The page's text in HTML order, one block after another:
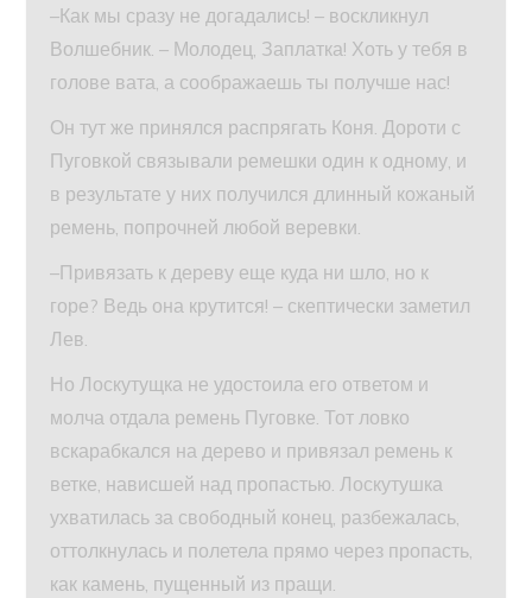
–Как мы сразу не догадались! – воскликнул
Волшебник. – Молодец, Заплатка! Хоть у тебя в
голове вата, а соображаешь ты получше нас!
Он тут же принялся распрягать Коня. Дороти с
Пуговкой связывали ремешки один к одному, и
в результате у них получился длинный кожаный
ремень, попрочней любой веревки.
–Привязать к дереву еще куда ни шло, но к
горе? Ведь она крутится! – скептически заметил
Лев.
Но Лоскутущка не удостоила его ответом и
молча отдала ремень Пуговке. Тот ловко
вскарабкался на дерево и привязал ремень к
ветке, нависшей над пропастью. Лоскутушка
ухватилась за свободный конец, разбежалась,
оттолкнулась и полетела прямо через пропасть,
как камень, пущенный из пращи.